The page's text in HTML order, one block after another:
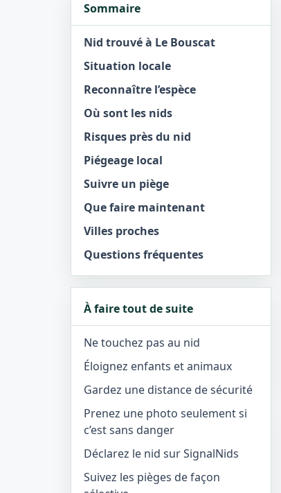
Sommaire
Nid trouvé à Le Bouscat
Situation locale
Reconnaître l’espèce
Où sont les nids
Risques près du nid
Piégeage local
Suivre un piège
Que faire maintenant
Villes proches
Questions fréquentes
À faire tout de suite
Ne touchez pas au nid
Éloignez enfants et animaux
Gardez une distance de sécurité
Prenez une photo seulement si
c’est sans danger
Déclarez le nid sur SignalNids
Suivez les pièges de façon